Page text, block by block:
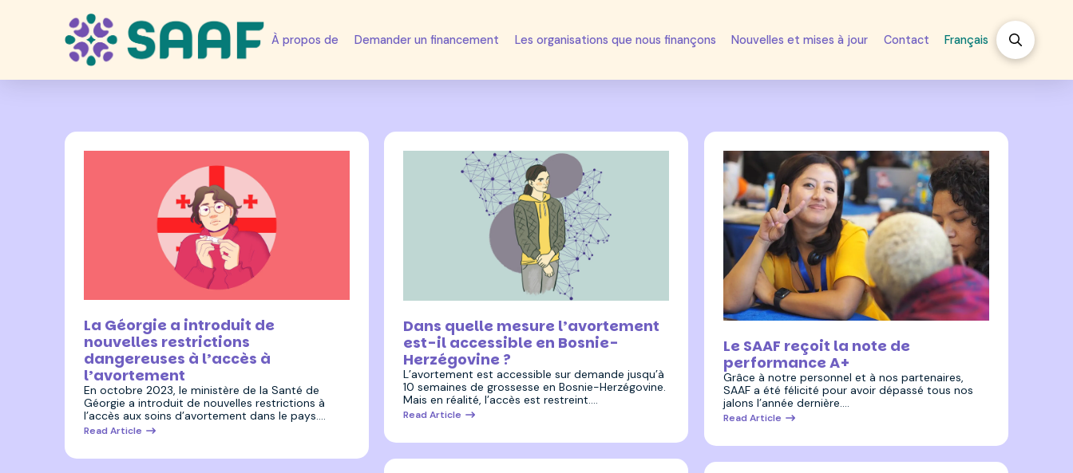
À propos de Demander un financement Les organisations que nous finançons Nouvelles et mises à jour Contact Français
La Géorgie a introduit de
nouvelles restrictions
dangereuses à l’accès à
l’avortement
En octobre 2023, le ministère de la Santé de
Géorgie a introduit de nouvelles restrictions à
l’accès aux soins d’avortement dans le pays.…
Read Article
Dans quelle mesure l’avortement
est-il accessible en Bosnie-
Herzégovine ?
L’avortement est accessible sur demande jusqu’à
10 semaines de grossesse en Bosnie-Herzégovine.
Mais en réalité, l’accès est restreint.…
Read Article
Le SAAF reçoit la note de
performance A+
Grâce à notre personnel et à nos partenaires,
SAAF a été félicité pour avoir dépassé tous nos
jalons l’année dernière.…
Read Article